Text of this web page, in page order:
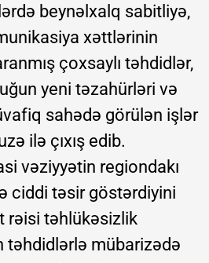
beynəlxalq sabitliyə,
xəttlərinin
çoxsaylı təhdidlər,
yeni təzahürləri və
sahədə görülən işlər
ilə çıxış edib.
vəziyyətin regiondakı
ciddi təsir göstərdiyini
rəisi təhlükəsizlik
təhdidlərlə mübarizədə